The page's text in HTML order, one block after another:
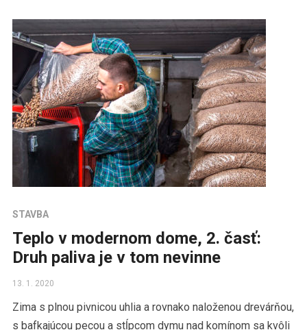
STAVBA
Teplo v modernom dome, 2. časť:
Druh paliva je v tom nevinne
13. 1. 2020
Zima s plnou pivnicou uhlia a rovnako naloženou drevárňou,
s bafkajúcou pecou a stĺpcom dymu nad komínom sa kvôli